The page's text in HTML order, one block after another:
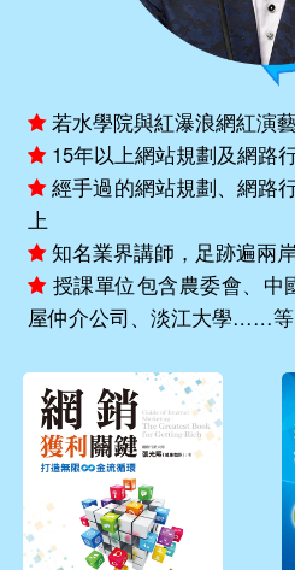
若水學院與紅瀑浪網紅演
15年以上網站規劃及網路
經手過的網站規劃、網路
上
知名業界講師，足跡遍兩
授課單位包含農委會、中
屋仲介公司、淡江大學……等